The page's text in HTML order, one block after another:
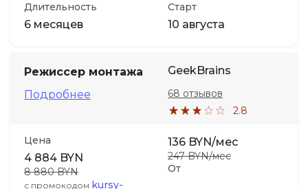
Длительность
6 месяцев
Старт
10 августа
Режиссер монтажа
Подробнее
GeekBrains
2.8
68 отзывов
Цена
4 884 BYN
8 880 BYN
с промокодом kursy-
От
136 BYN/мес
247 BYN/мес